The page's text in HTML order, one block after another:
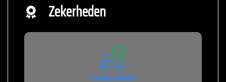
Zekerheden